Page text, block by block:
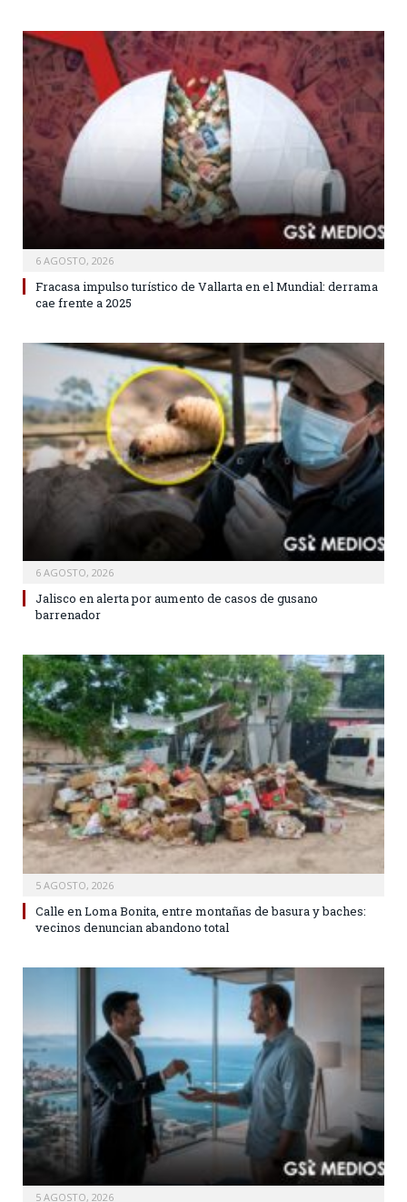
6 AGOSTO, 2026
Fracasa impulso turístico de Vallarta en el Mundial: derrama
cae frente a 2025
6 AGOSTO, 2026
Jalisco en alerta por aumento de casos de gusano
barrenador
5 AGOSTO, 2026
Calle en Loma Bonita, entre montañas de basura y baches:
vecinos denuncian abandono total
5 AGOSTO, 2026